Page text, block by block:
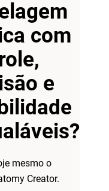
com
e
mesmo o
Creator.